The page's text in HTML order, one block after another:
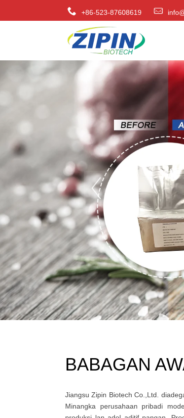
+86-523-87608619
BABAGAN
Jiangsu Zipin Biotech Co.,Ltd.
Minangka perusahaan pribadi